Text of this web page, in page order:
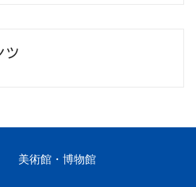
ツ
美術館・博物館